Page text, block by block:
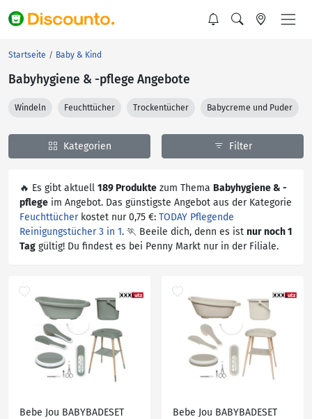
Startseite Baby & Kind
Babyhygiene & -pflege Angebote
Windeln Feuchttücher Trockentücher Babycreme und Puder
Kategorien Filter
🔥 Es gibt aktuell 189 Produkte zum Thema Babyhygiene & -
pflege im Angebot. Das günstigste Angebot aus der Kategorie
Feuchttücherkostet nur 0,75 €: TODAY Pflegende
Reinigungstücher 3 in 1. 🏃 Beeile dich, denn es ist nur noch 1
Tag gültig! Du findest es bei Penny Markt nur in der Filiale.
Bebe Jou BABYBADESET
Bebe Jou BABYBADESET